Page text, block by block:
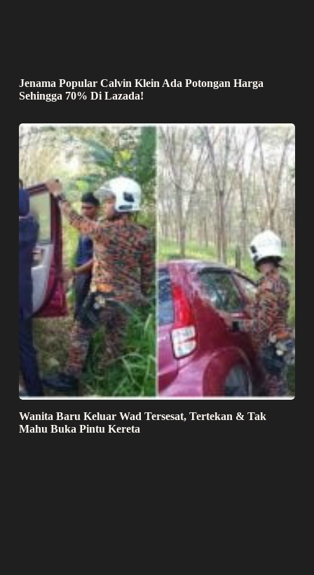
Jenama Popular Calvin Klein Ada Potongan Harga
Sehingga 70% Di Lazada!
Wanita Baru Keluar Wad Tersesat, Tertekan & Tak
Mahu Buka Pintu Kereta